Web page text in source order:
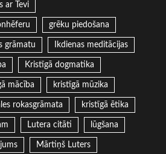
ar Tevi
grēku piedošana
grāmatu Ikdienas meditācijas
Kristīgā dogmatika
mācība kristīgā mūzika
rokasgrāmata kristīgā ētika
Lutera citāti lūgšana
Mārtiņš Luters